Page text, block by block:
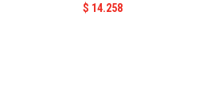
$ 14.258